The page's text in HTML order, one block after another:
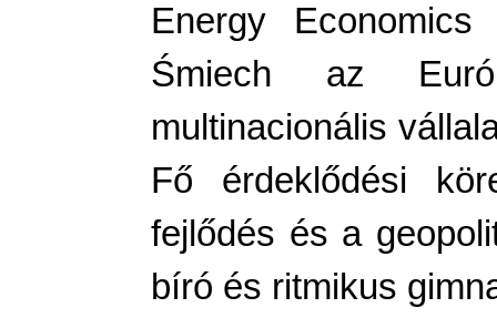
Energy
Śmiech az
multinacionális
Fő érdeklődési
fejlődés és a
bíró és ritmikus